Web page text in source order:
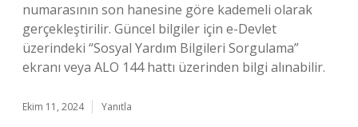
numarasının son hanesine göre kademeli olarak
gerçekleştirilir. Güncel bilgiler için e-Devlet
üzerindeki “Sosyal Yardım Bilgileri Sorgulama”
ekranı veya ALO 144 hattı üzerinden bilgi alınabilir.
Ekim 11, 2024 Yanıtla